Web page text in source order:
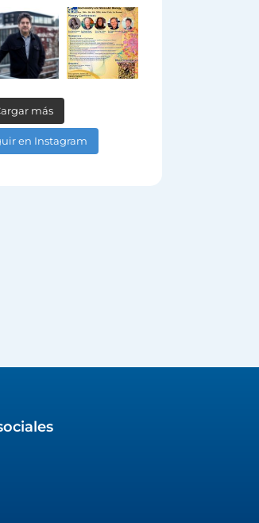
más
en Instagram